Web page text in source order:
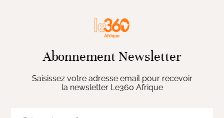
Abonnement Newsletter
Saisissez votre adresse email pour recevoir
la newsletter Le360 Afrique